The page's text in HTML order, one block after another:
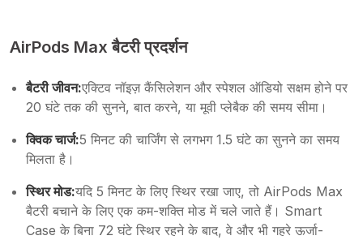
AirPods Max बैटरी प्रदर्शन
बैटरी जीवन:एक्टिव नॉइज़ कैंसिलेशन और स्पेशल ऑडियो सक्षम होने पर
20 घंटे तक की सुनने, बात करने, या मूवी प्लेबैक की समय सीमा।
क्विक चार्ज:5 मिनट की चार्जिंग से लगभग 1.5 घंटे का सुनने का समय
मिलता है।
स्थिर मोड:यदि 5 मिनट के लिए स्थिर रखा जाए, तो AirPods Max
बैटरी बचाने के लिए एक कम-शक्ति मोड में चले जाते हैं। Smart
Case के बिना 72 घंटे स्थिर रहने के बाद, वे और भी गहरे ऊर्जा-